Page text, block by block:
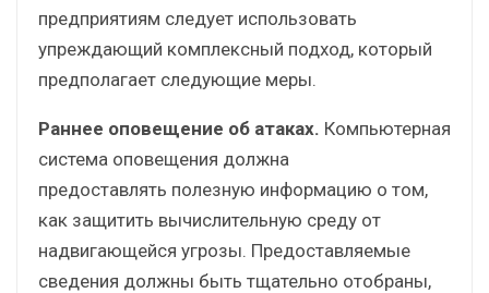
предприятиям следует использовать
упреждающий комплексный подход, который
предполагает следующие меры.
Раннее оповещение об атаках. Компьютерная
система оповещения должна
предоставлять полезную информацию о том,
как защитить вычислительную среду от
надвигающейся угрозы. Предоставляемые
сведения должны быть тщательно отобраны,